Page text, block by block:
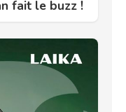
fait le buzz !